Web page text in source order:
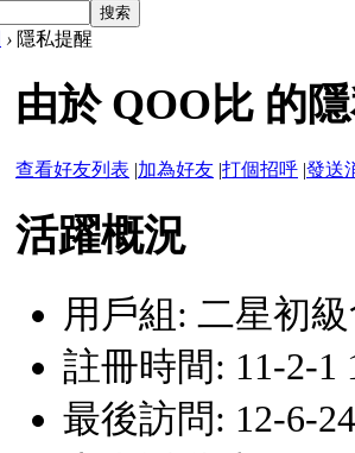
搜索
› 隱私提醒
由於 QOO比 的
查看好友列表 |加為好友 |打個招呼 |發送
活躍概況
用戶組: 二星初
註冊時間: 11-2-1
最後訪問: 12-6-